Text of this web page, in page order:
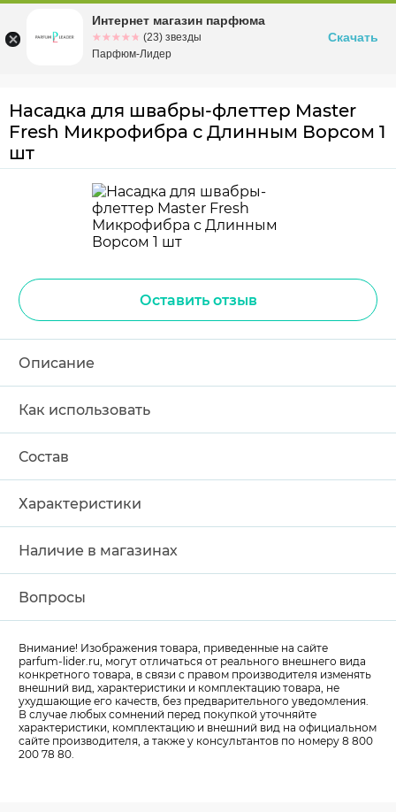
Омскул. Заозерная, 11, к. 1
Насадка для швабры-флеттер Master
Fresh Микрофибра с Длинным Ворсом 1
шт
Оставить отзыв
Описание
Как использовать
Состав
Характеристики
Наличие в магазинах
Вопросы
Внимание! Изображения товара, приведенные на сайте
parfum-lider.ru, могут отличаться от реального внешнего вида
конкретного товара, в связи с правом производителя изменять
внешний вид, характеристики и комплектацию товара, не
ухудшающие его качеств, без предварительного уведомления.
В случае любых сомнений перед покупкой уточняйте
характеристики, комплектацию и внешний вид на официальном
сайте производителя, а также у консультантов по номеру 8 800
200 78 80.
Интернет магазин парфюма
☆☆☆☆☆
★★★★★ (23) звезды
Парфюм-Лидер
Скачать